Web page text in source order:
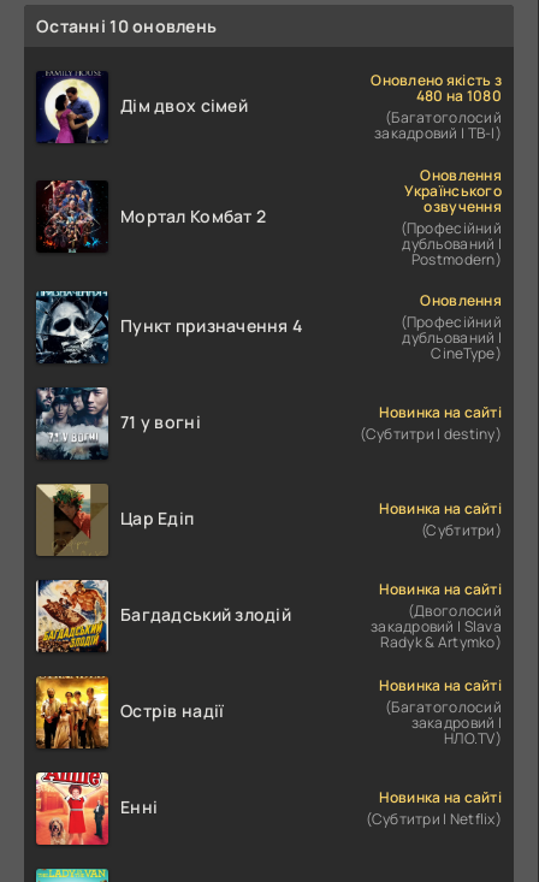
Останні 10 оновлень
Дім двох сімей
Оновлено якість з
480 на 1080
(Багатоголосий
закадровий | ТВ-І)
Мортал Комбат 2
Оновлення
Українського
озвучення
(Професійний
дубльований |
Postmodern)
Пункт призначення 4
Оновлення
(Професійний
дубльований |
CineType)
71 у вогні
Новинка на сайті
(Субтитри | destiny)
Цар Едіп
Новинка на сайті
(Субтитри)
Багдадський злодій
Новинка на сайті
(Двоголосий
закадровий | Slava
Radyk & Artymko)
Острів надії
Новинка на сайті
(Багатоголосий
закадровий |
НЛО.TV)
Енні
Новинка на сайті
(Субтитри | Netflix)